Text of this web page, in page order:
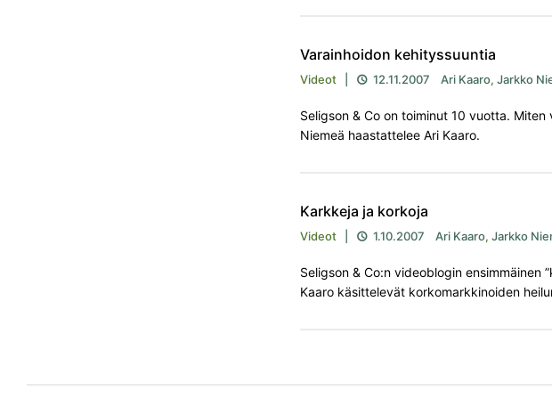
Varainhoidon kehityssuuntia
Videot  12.11.2007 Ari Kaaro, Jarkko
Seligson & Co on toiminut 10 vuotta.
Niemeä haastattelee Ari Kaaro.
Karkkeja ja korkoja
Videot  1.10.2007 Ari Kaaro, Jarkko
Seligson & Co:n videoblogin ensimmäinen
Kaaro käsittelevät korkomarkkinoiden